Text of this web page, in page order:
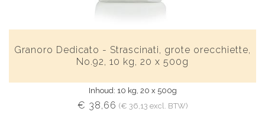
Granoro Dedicato - Strascinati, grote orecchiette,
No.92, 10 kg, 20 x 500g
Inhoud: 10 kg, 20 x 500g
€ 38,66 (€ 36,13 excl. BTW)